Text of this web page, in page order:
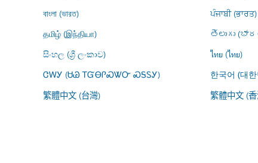
বাংলা (ভারত)
ਪੰਜਾਬੀ (ਭਾਰਤ)
தமிழ் (இந்தியா)
తెలుగు
සිංහල (ශ්‍රී ලංකාව)
ไทย (ไทย)
ᏣᎳᎩ (ᏌᏊ ᎢᏳᎾᎵᏍᏔᏅ ᏍᎦᏚᎩ)
한국어 (대
繁體中文 (台灣) 繁體中文 (